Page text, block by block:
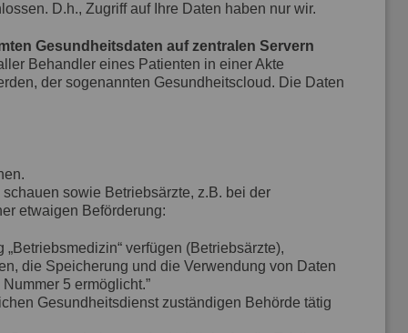
D.h., Zugriff auf Ihre Daten haben nur wir.
Gesundheitsdaten auf zentralen Servern
Behandler eines Patienten in einer Akte
der sogenannten Gesundheitscloud. Die Daten
sowie Betriebsärzte, z.B. bei der
etwaigen Beförderung:
verfügen (Betriebsärzte),
die Speicherung und die Verwendung von Daten
5 ermöglicht.”
Gesundheitsdienst zuständigen Behörde tätig